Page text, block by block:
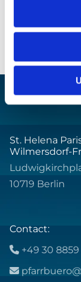
St. Helena
Wilmersdorf-
10719 Berlin
Contact:
 +49 30
